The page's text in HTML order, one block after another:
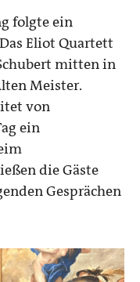
folgte ein
Eliot Quartett
mitten in
Meister.
von
ein
die Gäste
Gesprächen